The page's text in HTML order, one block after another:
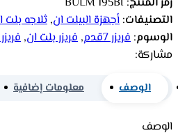
التصنيفات: أجهزة البيلت ان, ثلاجه بلت
الوسوم: فريزر 7قدم , فريزر بلت ان,
مشاركة:
الوصف معلومات إضافية
الوصف